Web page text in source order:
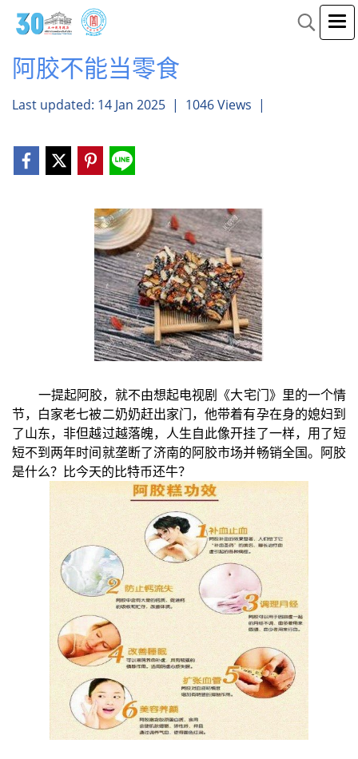
阿胶不能当零食
Last updated: 14 Jan 2025 | 1046 Views |
一提起阿胶，就不由想起电视剧《大宅门》里的一个情
节，白家老七被二奶奶赶出家门，他带着有孕在身的媳妇到
了山东，非但越过越落魄，人生自此像开挂了一样，用了短
短不到两年时间就垄断了济南的阿胶市场并畅销全国。阿胶
是什么？比今天的比特币还牛？